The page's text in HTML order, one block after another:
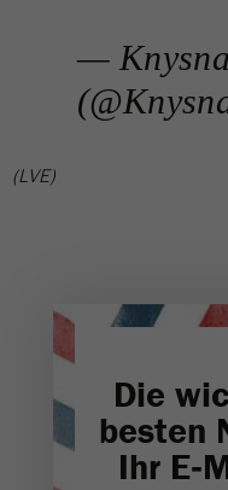
—
(LVE)
Die
besten
Ihr